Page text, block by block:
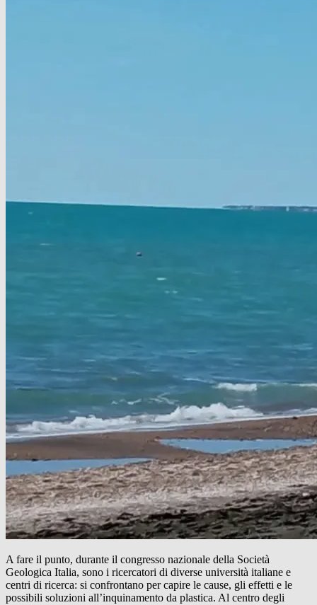
A fare il punto, durante il congresso nazionale della Società
Geologica Italia, sono i ricercatori di diverse università italiane e
centri di ricerca: si confrontano per capire le cause, gli effetti e le
possibili soluzioni all’inquinamento da plastica. Al centro degli